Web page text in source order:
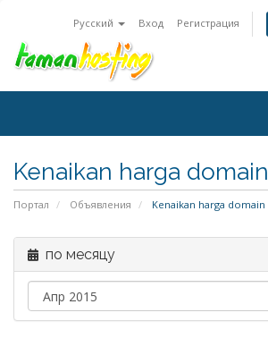
Русский Вход Регистрация
Kenaikan harga domain
Портал Объявления Kenaikan harga domain
по месяцу